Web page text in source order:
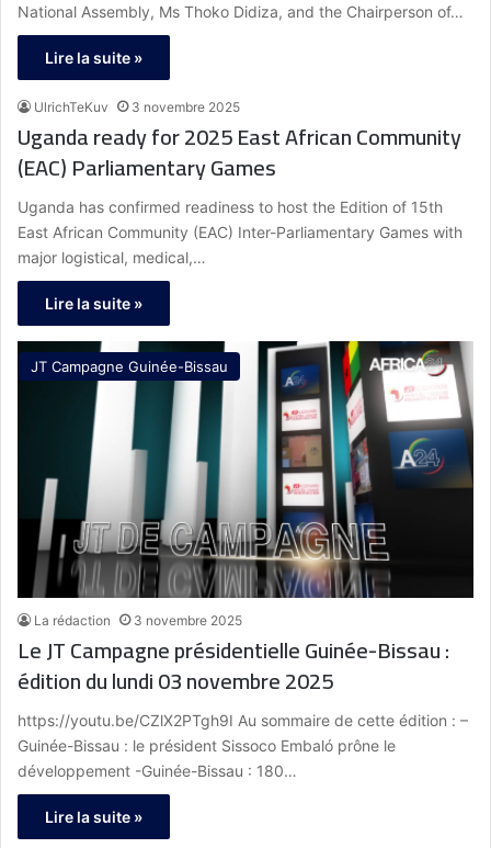
National Assembly, Ms Thoko Didiza, and the Chairperson of…
Lire la suite »
UlrichTeKuv 3 novembre 2025
Uganda ready for 2025 East African Community
(EAC) Parliamentary Games
Uganda has confirmed readiness to host the Edition of 15th
East African Community (EAC) Inter-Parliamentary Games with
major logistical, medical,…
Lire la suite »
JT Campagne Guinée-Bissau
La rédaction 3 novembre 2025
Le JT Campagne présidentielle Guinée-Bissau :
édition du lundi 03 novembre 2025
https://youtu.be/CZlX2PTgh9I Au sommaire de cette édition : –
Guinée-Bissau : le président Sissoco Embaló prône le
développement -Guinée-Bissau : 180…
Lire la suite »